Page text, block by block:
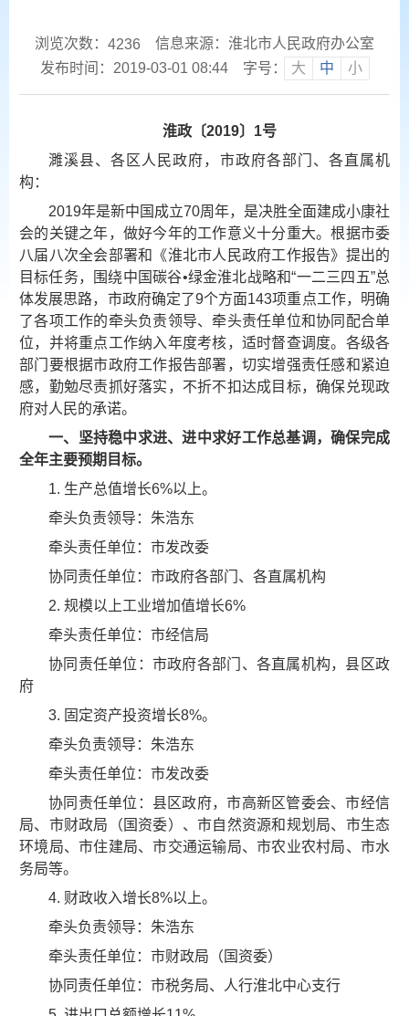
浏览次数： 4236
信息来源：淮北市人民政府办公室
发布时间：2019-03-01 08:44
字号： 大 中 小
淮政〔2019〕1号
濉溪县、各区人民政府，市政府各部门、各直属机
构：
2019年是新中国成立70周年，是决胜全面建成小康社
会的关键之年，做好今年的工作意义十分重大。根据市委
八届八次全会部署和《淮北市人民政府工作报告》提出的
目标任务，围绕中国碳谷•绿金淮北战略和“一二三四五”总
体发展思路，市政府确定了9个方面143项重点工作，明确
了各项工作的牵头负责领导、牵头责任单位和协同配合单
位，并将重点工作纳入年度考核，适时督查调度。各级各
部门要根据市政府工作报告部署，切实增强责任感和紧迫
感，勤勉尽责抓好落实，不折不扣达成目标，确保兑现政
府对人民的承诺。
一、坚持稳中求进、进中求好工作总基调，确保完成
全年主要预期目标。
1. 生产总值增长6%以上。
牵头负责领导：朱浩东
牵头责任单位：市发改委
协同责任单位：市政府各部门、各直属机构
2. 规模以上工业增加值增长6%
牵头责任单位：市经信局
协同责任单位：市政府各部门、各直属机构，县区政
府
3. 固定资产投资增长8%。
牵头负责领导：朱浩东
牵头责任单位：市发改委
协同责任单位：县区政府，市高新区管委会、市经信
局、市财政局（国资委）、市自然资源和规划局、市生态
环境局、市住建局、市交通运输局、市农业农村局、市水
务局等。
4. 财政收入增长8%以上。
牵头负责领导：朱浩东
牵头责任单位：市财政局（国资委）
协同责任单位：市税务局、人行淮北中心支行